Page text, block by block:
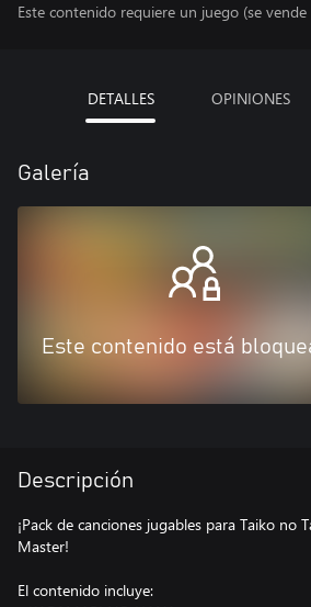
Este contenido requiere un juego (se
DETALLES OPINIONES
Galería
Este contenido está
Descripción
¡Pack de canciones jugables para Taiko no
Master!
El contenido incluye: